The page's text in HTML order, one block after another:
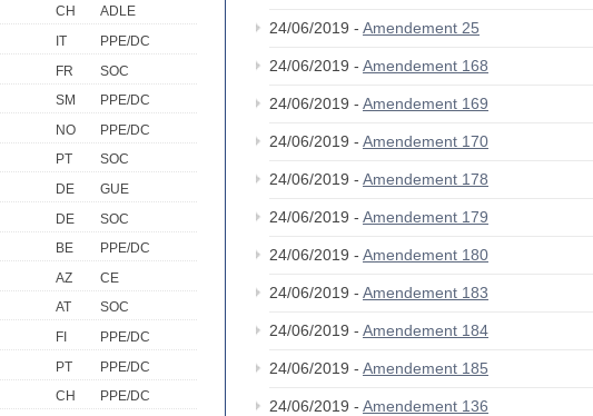
CH
ADLE
IT
PPE/DC
FR
SOC
SM
PPE/DC
NO
PPE/DC
PT
SOC
DE
GUE
DE
SOC
BE
PPE/DC
AZ
CE
AT
SOC
FI
PPE/DC
PT
PPE/DC
CH
PPE/DC
24/06/2019 - Amendement 25
24/06/2019 - Amendement 168
24/06/2019 - Amendement 169
24/06/2019 - Amendement 170
24/06/2019 - Amendement 178
24/06/2019 - Amendement 179
24/06/2019 - Amendement 180
24/06/2019 - Amendement 183
24/06/2019 - Amendement 184
24/06/2019 - Amendement 185
24/06/2019 - Amendement 136